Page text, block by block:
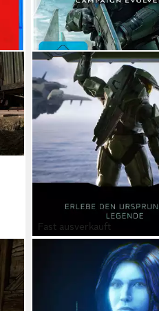
USK-Freigabe
Fast ausverkauft
Halo: Campaign Evolved
PlayStation 5 Plattform
USK-Freigabe